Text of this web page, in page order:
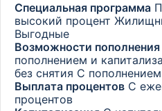
Специальная программа
высокий процент
Выгодные
Возможности пополнения
пополнением и
без снятия С
Выплата процентов С
процентов